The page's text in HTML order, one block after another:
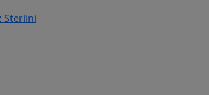
Sterlini